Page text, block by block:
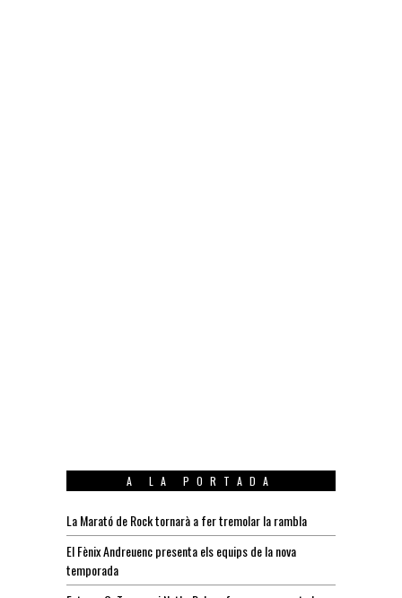
A LA PORTADA
La Marató de Rock tornarà a fer tremolar la rambla
El Fènix Andreuenc presenta els equips de la nova
temporada